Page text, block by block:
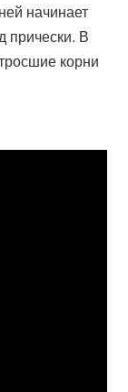
начинает
прически. В
корни